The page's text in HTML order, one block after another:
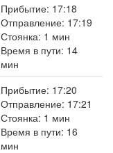
Прибытие: 17:18
Отправление: 17:19
Стоянка: 1 мин
Время в пути: 14
мин
Прибытие: 17:20
Отправление: 17:21
Стоянка: 1 мин
Время в пути: 16
мин